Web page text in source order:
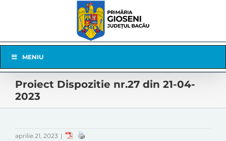
Navigation
MENIU
Proiect Dispozitie nr.27 din 21-04-
2023
aprilie 21, 2023 |